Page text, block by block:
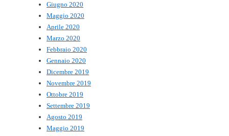
Giugno 2020
Maggio 2020
Aprile 2020
Marzo 2020
Febbraio 2020
Gennaio 2020
Dicembre 2019
Novembre 2019
Ottobre 2019
Settembre 2019
Agosto 2019
Maggio 2019